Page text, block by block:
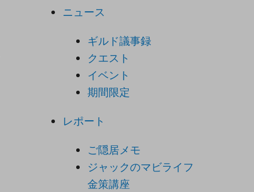
ニュース
ギルド議事録
クエスト
イベント
期間限定
レポート
ご隠居メモ
ジャックのマビライフ
金策講座